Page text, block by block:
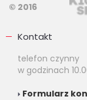
© 2016
Kontakt
telefon czynny
w godzinach
Formularz